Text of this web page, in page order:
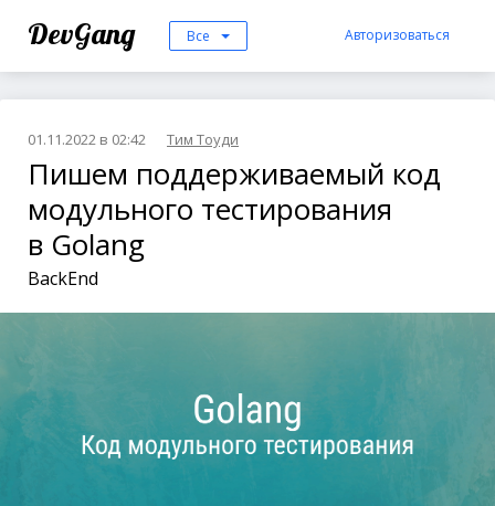
DevGang Все Авторизоваться
01.11.2022 в 02:42 Тим Тоуди
Пишем поддерживаемый код
модульного тестирования
в Golang
BackEnd